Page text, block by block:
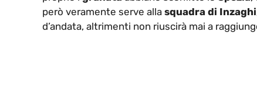
però veramente serve alla squadra di Inzaghi
d’andata, altrimenti non riuscirà mai a